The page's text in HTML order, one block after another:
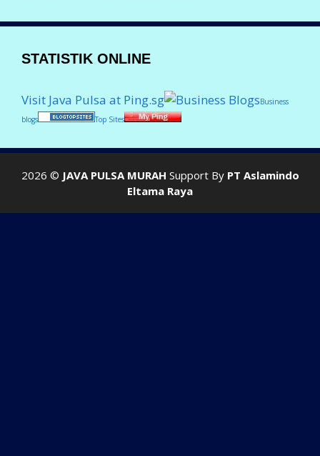
STATISTIK ONLINE
Visit Java Pulsa at Ping.sg
Business
blogs
Top Sites
2026 © JAVA PULSA MURAH Support By PT Aslamindo
Eltama Raya